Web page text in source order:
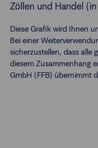
Zöllen und Handel (in
Diese Grafik wird Ihnen
Bei einer
sicherzustellen, dass alle
diesem Zusammenhang
GmbH (FFB) übernimmt